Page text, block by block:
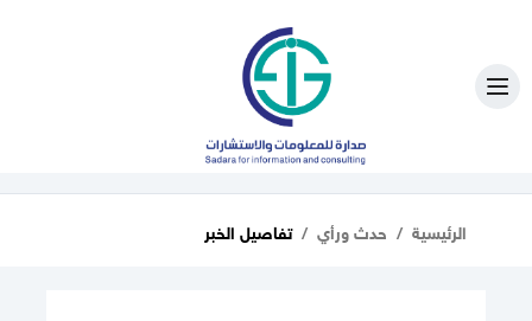
الرئيسية حدث ورأي تفاصيل الخبر